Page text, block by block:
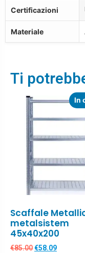
Certificazioni
Materiale
Ti
In
Scaffale
metalsistem
45x40x200
€85.00€58.09